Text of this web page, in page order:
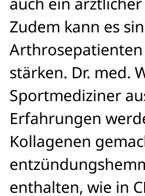
Zudem kann es
stärken. Dr. med.
Sportmediziner
Erfahrungen
Kollagenen
enthalten, wie in